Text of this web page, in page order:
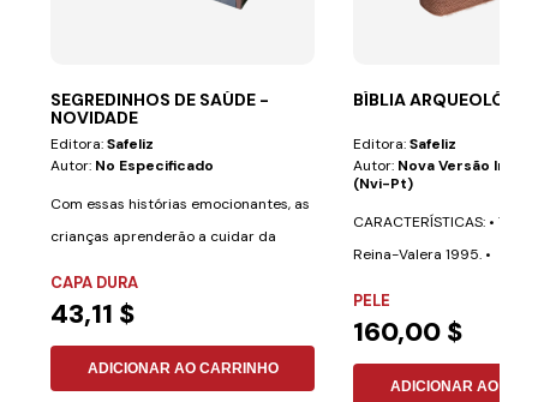
SEGREDINHOS DE SAÚDE -
NOVIDADE
Editora:Safeliz
Autor: No Especificado
Com essas histórias emocionantes, as
crianças aprenderão a cuidar da
CAPA DURA
43,11 $
ADICIONAR AO CARRINHO
BÍBLIA
Editora:Safeliz
Autor: Nova Versão
(nvi-Pt)
CARACTERÍSTICAS: •
Reina-Valera 1995. •
PELE
160,00 $
ADICIONAR AO